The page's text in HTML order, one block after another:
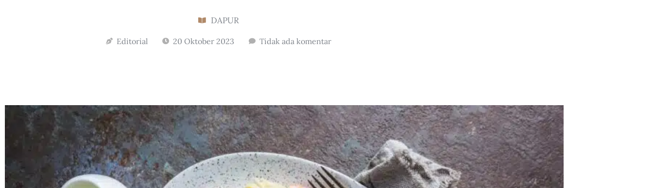
DAPUR
Editorial 20 Oktober 2023 Tidak ada komentar